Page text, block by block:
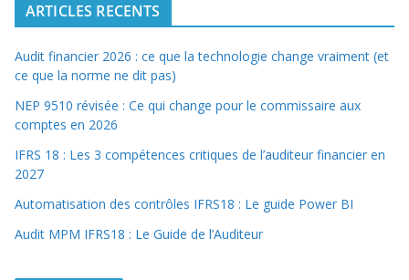
ARTICLES RECENTS
Audit financier 2026 : ce que la technologie change vraiment (et
ce que la norme ne dit pas)
NEP 9510 révisée : Ce qui change pour le commissaire aux
comptes en 2026
IFRS 18 : Les 3 compétences critiques de l’auditeur financier en
2027
Automatisation des contrôles IFRS18 : Le guide Power BI
Audit MPM IFRS18 : Le Guide de l’Auditeur